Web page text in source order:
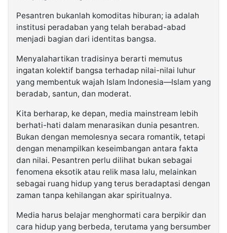
Pesantren bukanlah komoditas hiburan; ia adalah
institusi peradaban yang telah berabad-abad
menjadi bagian dari identitas bangsa.
Menyalahartikan tradisinya berarti memutus
ingatan kolektif bangsa terhadap nilai-nilai luhur
yang membentuk wajah Islam Indonesia—Islam yang
beradab, santun, dan moderat.
Kita berharap, ke depan, media mainstream lebih
berhati-hati dalam menarasikan dunia pesantren.
Bukan dengan memolesnya secara romantik, tetapi
dengan menampilkan keseimbangan antara fakta
dan nilai. Pesantren perlu dilihat bukan sebagai
fenomena eksotik atau relik masa lalu, melainkan
sebagai ruang hidup yang terus beradaptasi dengan
zaman tanpa kehilangan akar spiritualnya.
Media harus belajar menghormati cara berpikir dan
cara hidup yang berbeda, terutama yang bersumber